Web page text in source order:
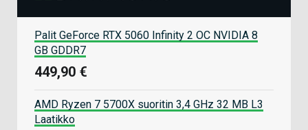
Palit GeForce RTX 5060 Infinity 2 OC NVIDIA 8
GB GDDR7
449,90 €
AMD Ryzen 7 5700X suoritin 3,4 GHz 32 MB L3
Laatikko